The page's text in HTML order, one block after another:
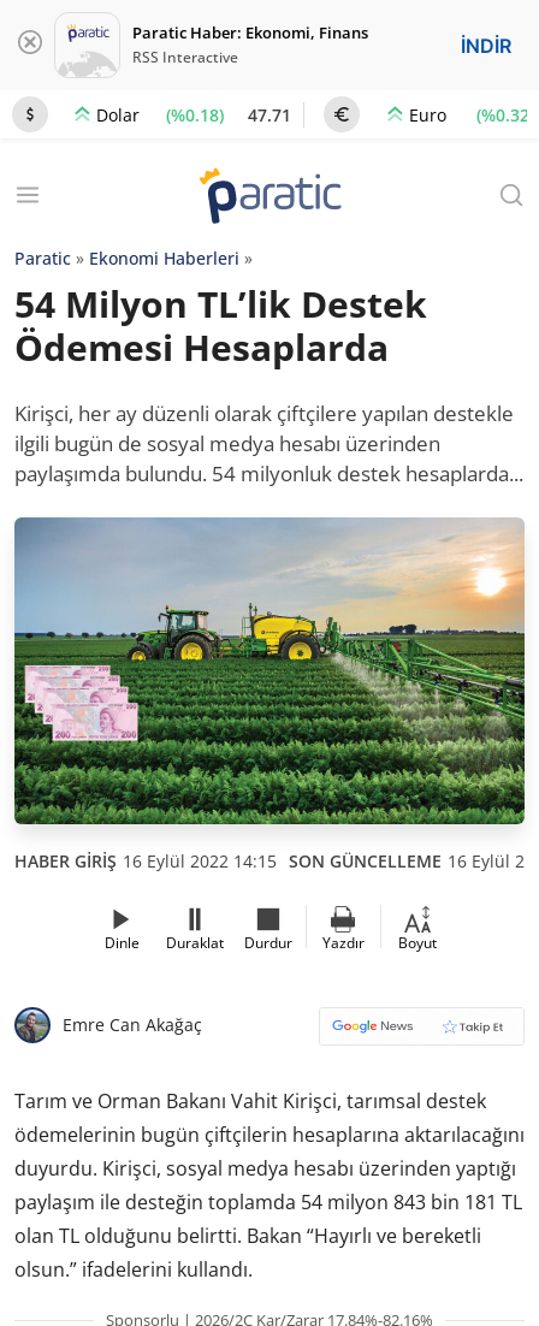
Paratic Haber: Ekonomi, Finans
RSS Interactive İNDİR
Dolar (%0.18) 47.71 Euro (%0.32)
Paratic » Ekonomi Haberleri »
54 Milyon TL’lik Destek
Ödemesi Hesaplarda
Kirişci, her ay düzenli olarak çiftçilere yapılan destekle
ilgili bugün de sosyal medya hesabı üzerinden
paylaşımda bulundu. 54 milyonluk destek hesaplarda...
HABER GİRİŞ 16 Eylül 2022 14:15 SON GÜNCELLEME 16 Eylül
Dinle Duraklat Durdur Yazdır Boyut
Emre Can Akağaç
Tarım ve Orman Bakanı Vahit Kirişci, tarımsal destek
ödemelerinin bugün çiftçilerin hesaplarına aktarılacağını
duyurdu. Kirişci, sosyal medya hesabı üzerinden yaptığı
paylaşım ile desteğin toplamda 54 milyon 843 bin 181 TL
olan TL olduğunu belirtti. Bakan “Hayırlı ve bereketli
olsun.” ifadelerini kullandı.
Sponsorlu | 2026/2Ç Kar/Zarar 17.84%-82.16%